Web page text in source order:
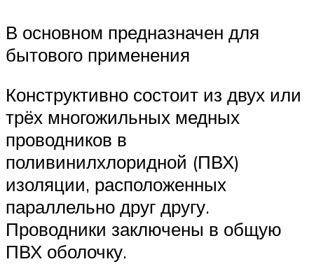
В основном предназначен для
бытового применения
Конструктивно состоит из двух или
трёх многожильных медных
проводников в
поливинилхлоридной (ПВХ)
изоляции, расположенных
параллельно друг другу.
Проводники заключены в общую
ПВХ оболочку.